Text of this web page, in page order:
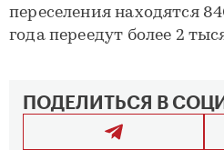
переселения находятся
года переедут более 2
ПОДЕЛИТЬСЯ В